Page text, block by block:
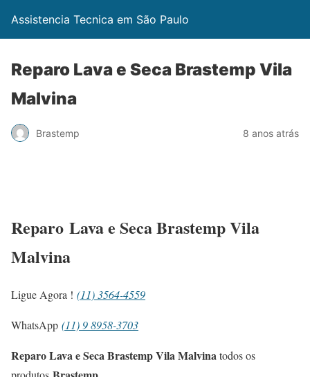
Assistencia Tecnica em São Paulo
Reparo Lava e Seca Brastemp Vila
Malvina
Brastemp 8 anos atrás
Reparo Lava e Seca Brastemp Vila
Malvina
Ligue Agora ! (11) 3564-4559
WhatsApp (11) 9 8958-3703
Reparo Lava e Seca Brastemp Vila Malvinatodos os